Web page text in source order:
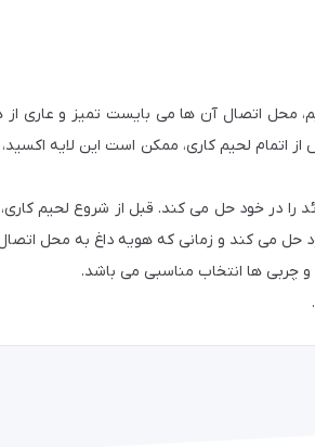
محل اتصال آن ها می بایست تمیز و عاری
لحیم کاری، ممکن است این لایه
را در خود حل می کند. قبل از شروع لحیم
حل می کند و زمانی که هویه داغ به محل
چربی ها انتخاب مناسبی می باشد.